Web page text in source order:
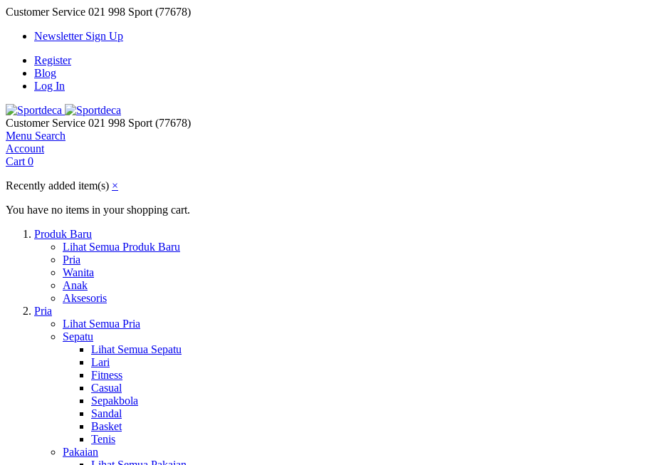
Customer Service 021 998 Sport (77678)
Newsletter Sign Up
Register
Blog
Log In
Customer Service 021 998 Sport (77678)
Menu Search
Account
Cart 0
Recently added item(s) ×
You have no items in your shopping cart.
Produk Baru
Lihat Semua Produk Baru
Pria
Wanita
Anak
Aksesoris
Pria
Lihat Semua Pria
Sepatu
Lihat Semua Sepatu
Lari
Fitness
Casual
Sepakbola
Sandal
Basket
Tenis
Pakaian